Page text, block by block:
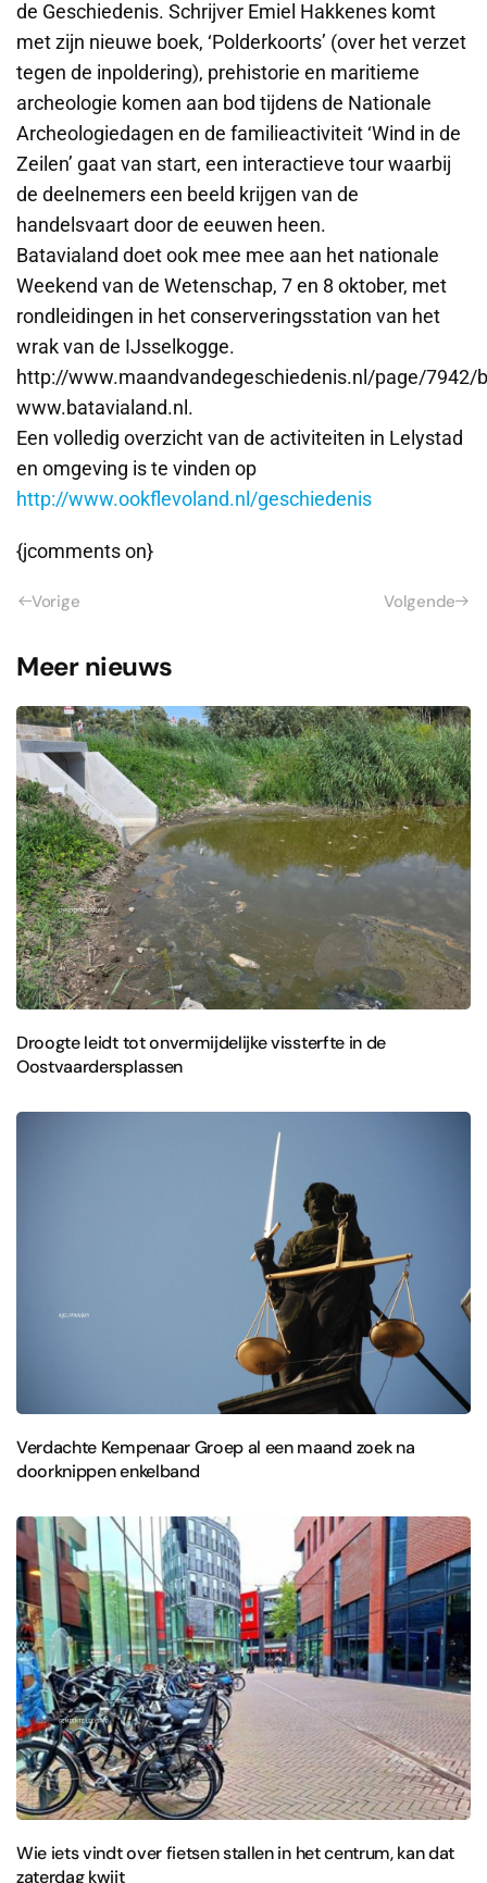
de Geschiedenis. Schrijver Emiel Hakkenes komt
met zijn nieuwe boek, ‘Polderkoorts’ (over het verzet
tegen de inpoldering), prehistorie en maritieme
archeologie komen aan bod tijdens de Nationale
Archeologiedagen en de familieactiviteit ‘Wind in de
Zeilen’ gaat van start, een interactieve tour waarbij
de deelnemers een beeld krijgen van de
handelsvaart door de eeuwen heen.
Batavialand doet ook mee mee aan het nationale
Weekend van de Wetenschap, 7 en 8 oktober, met
rondleidingen in het conserveringsstation van het
wrak van de IJsselkogge.
http://www.maandvandegeschiedenis.nl/page/7942/
www.batavialand.nl.
Een volledig overzicht van de activiteiten in Lelystad
en omgeving is te vinden op
http://www.ookflevoland.nl/geschiedenis
{jcomments on}
Vorige Volgende
Meer nieuws
Droogte leidt tot onvermijdelijke vissterfte in de
Oostvaardersplassen
Verdachte Kempenaar Groep al een maand zoek na
doorknippen enkelband
Wie iets vindt over fietsen stallen in het centrum, kan dat
zaterdag kwijt